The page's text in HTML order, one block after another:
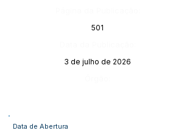
501
3 de julho de 2026
Data de Abertura